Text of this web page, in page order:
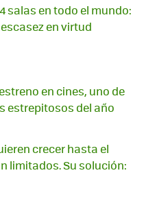
salas en todo el mundo:
en virtud
en cines, uno de
estrepitosos del año
crecer hasta el
limitados. Su solución: